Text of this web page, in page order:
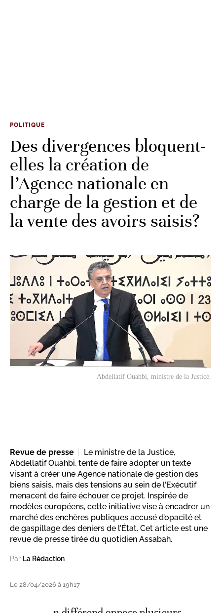
POLITIQUE
Des divergences bloquent-
elles la création de
l’Agence nationale en
charge de la gestion et de
la vente des avoirs saisis?
Abdellatif Ouahbi, ministre de la Justice.
Revue de presse
Le ministre de la Justice,
Abdellatif Ouahbi, tente de faire adopter un texte
visant à créer une Agence nationale de gestion des
biens saisis, mais des tensions au sein de l’Exécutif
menacent de faire échouer ce projet. Inspirée de
modèles européens, cette initiative vise à encadrer un
marché des enchères publiques accusé d’opacité et
de gaspillage des deniers de l’État. Cet article est une
revue de presse tirée du quotidien Assabah.
Par La Rédaction
Le 28/04/2026 à 19h17